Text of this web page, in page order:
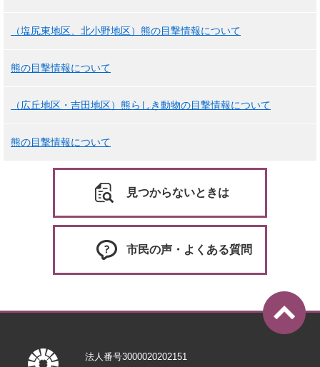
（塩尻東地区、北小野地区）熊の目撃情報について
熊の目撃情報について
（広丘地区・吉田地区）熊らしき動物の目撃情報について
熊の目撃情報について
見つからないときは
市民の声・よくある質問
法人番号3000020202151